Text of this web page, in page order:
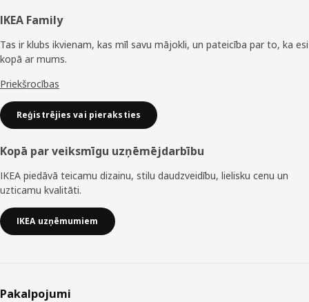
Kājene
IKEA Family
Tas ir klubs ikvienam, kas mīl savu mājokli, un pateicība par to, ka esi
kopā ar mums.
Priekšrocības
Reģistrējies vai pieraksties
Kopā par veiksmīgu uzņēmējdarbību
IKEA piedāvā teicamu dizainu, stilu daudzveidību, lielisku cenu un
uzticamu kvalitāti.
IKEA uzņēmumiem
Pakalpojumi